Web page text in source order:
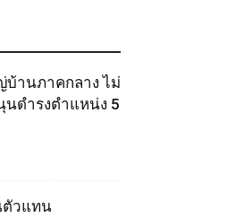
านภาคกลาง ไม่
นดำรงตำแหน่ง 5
ตัวแทน